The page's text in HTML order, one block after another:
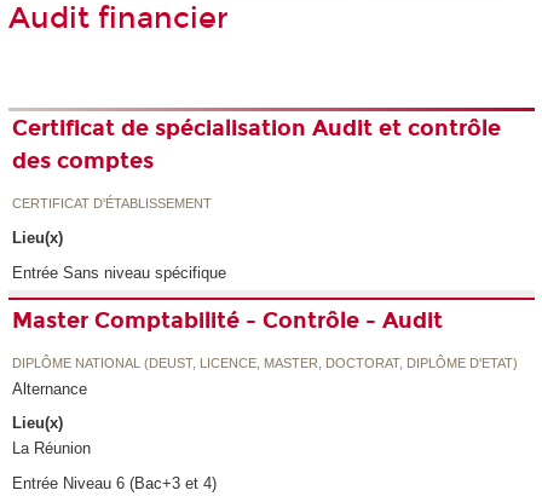
Audit financier
Certificat de spécialisation Audit et contrôle
des comptes
CERTIFICAT D'ÉTABLISSEMENT
Lieu(x)
Entrée Sans niveau spécifique
Master Comptabilité - Contrôle - Audit
DIPLÔME NATIONAL (DEUST, LICENCE, MASTER, DOCTORAT, DIPLÔME D'ETAT)
Alternance
Lieu(x)
La Réunion
Entrée Niveau 6 (Bac+3 et 4)